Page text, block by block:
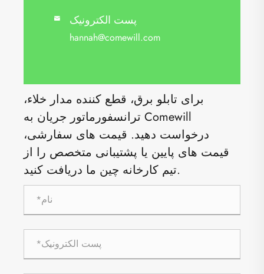
 پست الکترونیک
hannah@comewill.com
برای تابلو برق، قطع کننده مدار خلاء،
ترانسفورماتور جریان به Comewill
درخواست دهید. قیمت های سفارشی،
قیمت های پایین یا پشتیبانی متخصص را از
تیم کارخانه چین ما دریافت کنید.